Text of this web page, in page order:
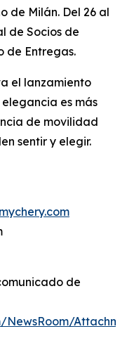
de Milán. Del 26 al
de Socios de
de Entregas.
el lanzamiento
es más
de movilidad
sentir y elegir.
de